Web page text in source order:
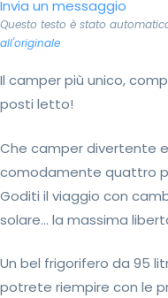
Invia un messaggio
Questo testo è stato
all'originale
Il camper più unico,
posti letto!
Che camper divertente
comodamente quattro
Goditi il viaggio con
solare... la massima
Un bel frigorifero da 95
potrete riempire con le